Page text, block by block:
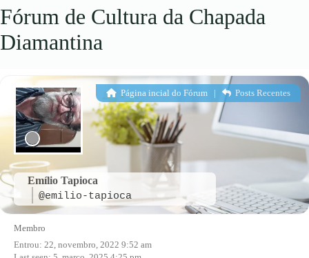
Fórum de Cultura da Chapada
Diamantina
Emílio Tapioca
@emilio-tapioca
Página incial do Fórum | Posts Recentes
Membro
Entrou: 22, novembro, 2022 9:52 am